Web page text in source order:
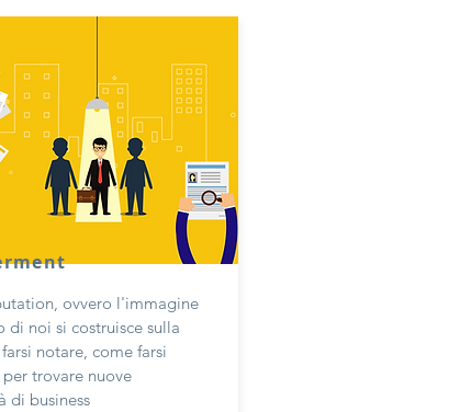
ovvero l'immagine
di noi si costruisce sulla
notare, come farsi
per trovare nuove
di business